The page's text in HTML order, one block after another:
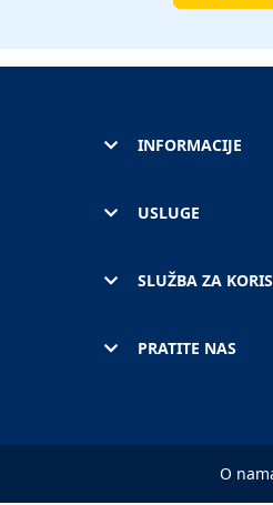
INFORMACIJE
USLUGE
SLUŽBA ZA
PRATITE NAS
O